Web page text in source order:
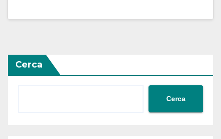
Cerca
Cerca